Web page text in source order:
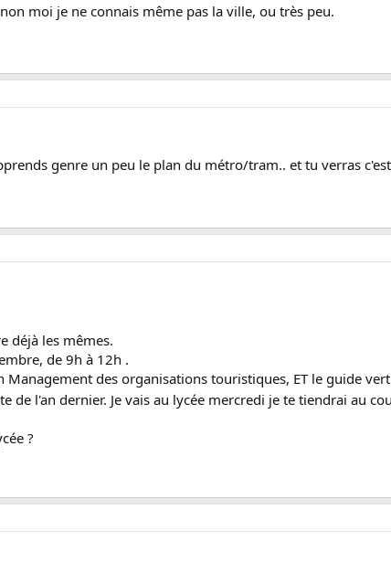
moi je ne connais même pas la ville, ou très peu.
genre un peu le plan du métro/tram.. et tu verras
déjà les mêmes.
de 9h à 12h .
Management des organisations touristiques, ET le guide
de l'an dernier. Je vais au lycée mercredi je te tiendrai au
?